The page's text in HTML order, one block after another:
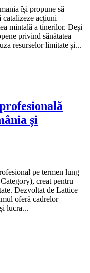
își propune să
catalizeze acțiuni
mintală a tinerilor. Deși
privind sănătatea
resurselor limitate și...
și
pe termen lung
creat pentru
Dezvoltat de Lattice
oferă cadrelor
lucra...